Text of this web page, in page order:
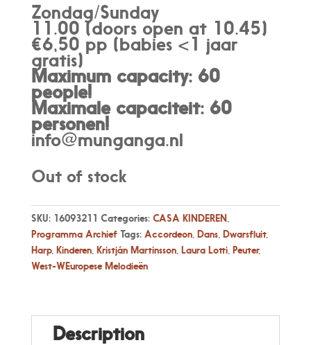
Zondag/Sunday
11.00 (doors open at 10.45)
€6,50 pp (babies <1 jaar
gratis)
Maximum capacity: 60
people!
Maximale capaciteit: 60
personen!
info@munganga.nl
Out of stock
SKU: 16093211 Categories: CASA KINDEREN,
Programma Archief Tags: Accordeon, Dans, Dwarsfluit,
Harp, Kinderen, Kristján Martinsson, Laura Lotti, Peuter,
West-WEuropese Melodieën
Description